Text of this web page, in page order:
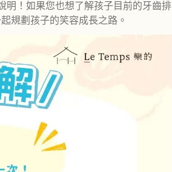
明！如果您也想了解孩子目前的牙齒排
規劃孩子的笑容成長之路。